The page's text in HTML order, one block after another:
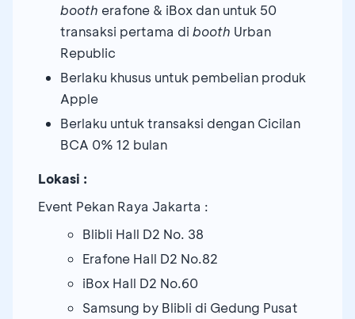
booth erafone & iBox dan untuk 50
transaksi pertama di booth Urban
Republic
Berlaku khusus untuk pembelian produk
Apple
Berlaku untuk transaksi dengan Cicilan
BCA 0% 12 bulan
Lokasi :
Event Pekan Raya Jakarta :
Blibli Hall D2 No. 38
Erafone Hall D2 No.82
iBox Hall D2 No.60
Samsung by Blibli di Gedung Pusat